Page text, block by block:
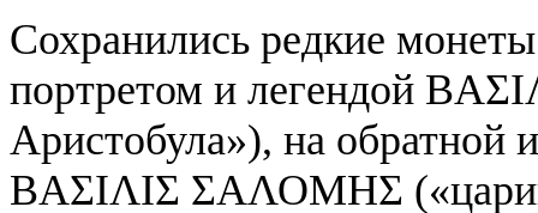
Сохранились редкие
портретом и легендой
Аристобула»), на обратной
ΒΑΣΙΛΙΣ ΣΑΛΟΜΗΣ